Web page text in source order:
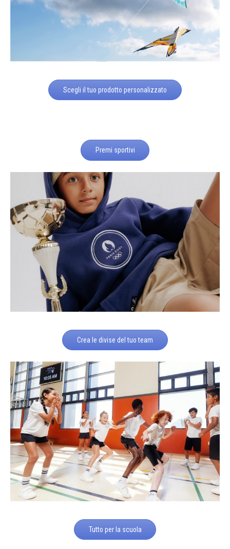
Scegli il tuo prodotto personalizzato
Premi sportivi
Crea le divise del tuo team
Tutto per la scuola